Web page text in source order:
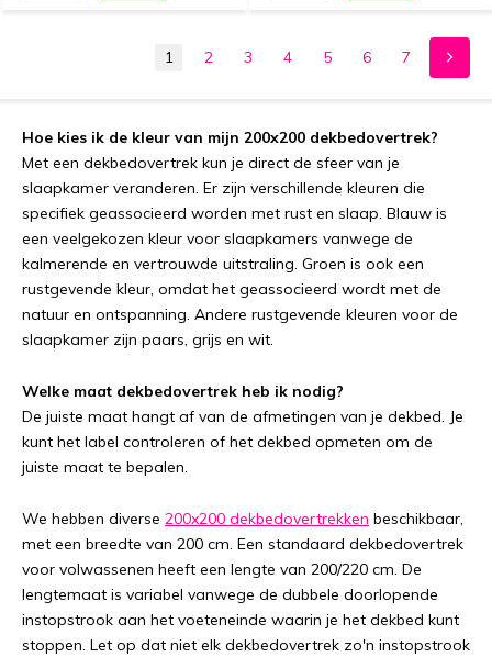
1 2 3 4 5 6 7
Hoe kies ik de kleur van mijn 200x200 dekbedovertrek?
Met een dekbedovertrek kun je direct de sfeer van je
slaapkamer veranderen. Er zijn verschillende kleuren die
specifiek geassocieerd worden met rust en slaap. Blauw is
een veelgekozen kleur voor slaapkamers vanwege de
kalmerende en vertrouwde uitstraling. Groen is ook een
rustgevende kleur, omdat het geassocieerd wordt met de
natuur en ontspanning. Andere rustgevende kleuren voor de
slaapkamer zijn paars, grijs en wit.
Welke maat dekbedovertrek heb ik nodig?
De juiste maat hangt af van de afmetingen van je dekbed. Je
kunt het label controleren of het dekbed opmeten om de
juiste maat te bepalen.
We hebben diverse 200x200 dekbedovertrekken beschikbaar,
met een breedte van 200 cm. Een standaard dekbedovertrek
voor volwassenen heeft een lengte van 200/220 cm. De
lengtemaat is variabel vanwege de dubbele doorlopende
instopstrook aan het voeteneinde waarin je het dekbed kunt
stoppen. Let op dat niet elk dekbedovertrek zo'n instopstrook